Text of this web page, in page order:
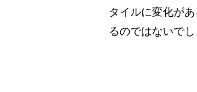
タイルに変化が
るのではないでし